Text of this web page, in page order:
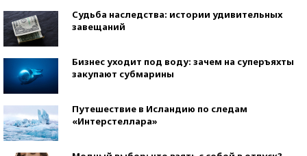
Судьба наследства: истории удивительных
завещаний
Бизнес уходит под воду: зачем на суперъяхты
закупают субмарины
Путешествие в Исландию по следам
«Интерстеллара»